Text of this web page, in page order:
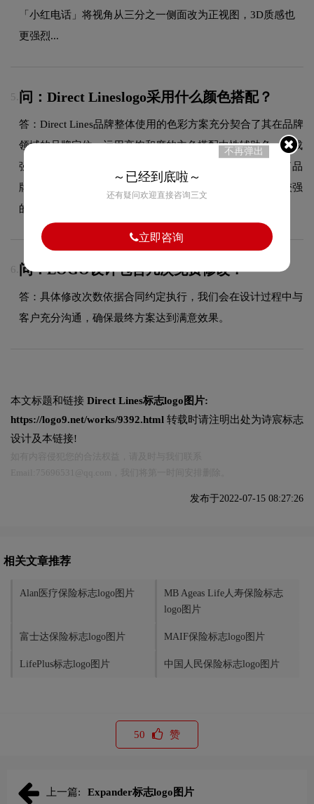
「小红电话」将视角从三分之一侧面改为正视图，3D质感也
更强烈...
5. 问：Direct Lineslogo采用什么颜色搭配？
答：Direct Lines品牌整体使用的色彩方案充分契合了其在品牌
领域的品牌定位，运用高饱和度的主色搭配中性辅助色，形成
强烈的视觉冲击力，突出品牌个性。这种色彩选择既传递了品
牌的图形设计美学，又能有效吸引目标受众，使标志具有较强
的视觉辨识度。
6. 问：LOGO设计包含几次免费修改？
答：具体修改次数依据合同约定执行，我们会在设计过程中与
客户充分沟通，确保最终方案达到满意效果。
本文标题和链接 Direct Lines标志logo图片:
https://logo9.net/works/9392.html 转载时请注明出处为诗宸标志
设计及本链接!
发布于2022-07-15 08:27:26
相关文章推荐
Alan医疗保险标志logo图片
MB Ageas Life人寿保险标志
logo图片
富士达保险标志logo图片 MAIF保险标志logo图片
LifePlus标志logo图片 中国人民保险标志logo图片
50 赞
上一篇: Expander标志logo图片
不再弹出
～已经到底啦～
还有疑问欢迎直接咨询三文
立即咨询